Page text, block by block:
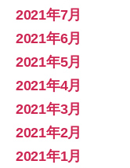
2021年7月
2021年6月
2021年5月
2021年4月
2021年3月
2021年2月
2021年1月